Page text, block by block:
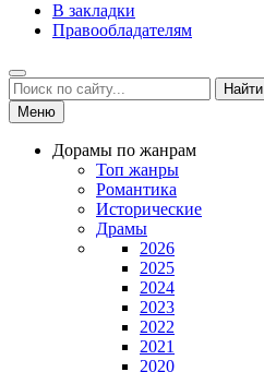
В закладки
Правообладателям
Найти
Меню
Дорамы по жанрам
Топ жанры
Романтика
Исторические
Драмы
2026
2025
2024
2023
2022
2021
2020